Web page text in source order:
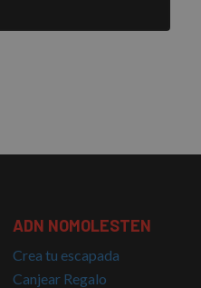
ADN NOMOLESTEN
Crea tu escapada
Canjear Regalo